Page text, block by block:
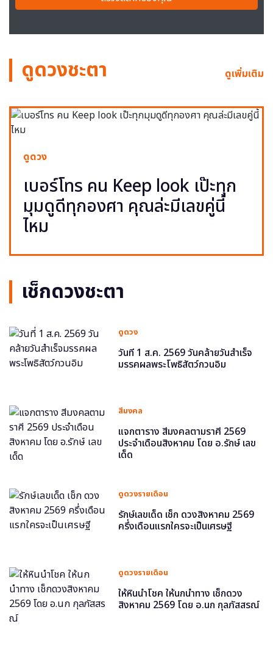
ดูดวงชะตา ดูเพิ่มเติม
ดูดวง
เบอร์โทร คน Keep look เป๊ะทุก
มุมดูดีทุกองศา คุณล่ะมีเลขคู่นี้
ไหม
เช็กดวงชะตา
ดูดวง
วันที่ 1 ส.ค. 2569 วันคล้ายวันสำเร็จ
มรรคผลพระโพธิสัตว์กวนอิม
สีมงคล
แจกตาราง สีมงคลตามราศี 2569
ประจำเดือนสิงหาคม โดย อ.รักษ์ เลข
เด็ด
ดูดวงรายเดือน
รักษ์เลขเด็ด เช็ก ดวงสิงหาคม 2569
ครึ่งเดือนแรกใครจะเป็นเศรษฐี
ดูดวงรายเดือน
ให้หินนำโชค ให้นกนำทาง เช็กดวง
สิงหาคม 2569 โดย อ.นก กุลภัสสรณ์